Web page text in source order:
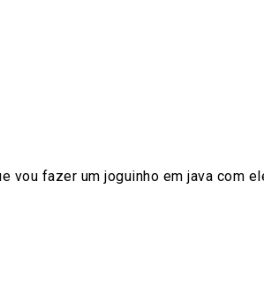
vou fazer um joguinho em java com